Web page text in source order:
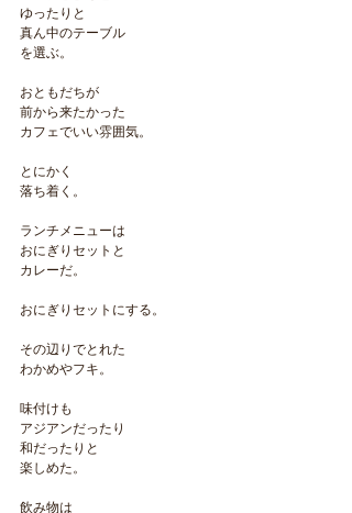
ゆったりと
真ん中のテーブル
を選ぶ。
おともだちが
前から来たかった
カフェでいい雰囲気。
とにかく
落ち着く。
ランチメニューは
おにぎりセットと
カレーだ。
おにぎりセットにする。
その辺りでとれた
わかめやフキ。
味付けも
アジアンだったり
和だったりと
楽しめた。
飲み物は